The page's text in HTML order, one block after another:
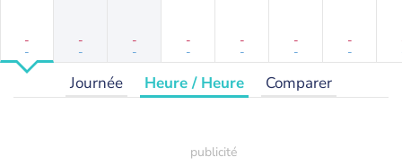
-
-
-
-
-
-
-
-
-
-
-
-
-
-
Journée Heure / Heure Comparer